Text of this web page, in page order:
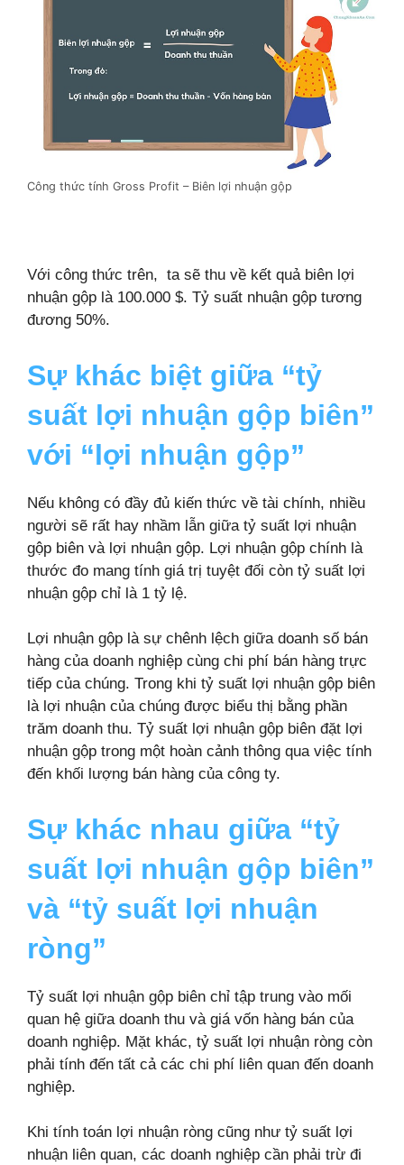
Công thức tính Gross Profit – Biên lợi nhuận gộp
Với công thức trên, ta sẽ thu về kết quả biên lợi
nhuận gộp là 100.000 $. Tỷ suất nhuận gộp tương
đương 50%.
Sự khác biệt giữa “tỷ
suất lợi nhuận gộp biên”
với “lợi nhuận gộp”
Nếu không có đầy đủ kiến thức về tài chính, nhiều
người sẽ rất hay nhầm lẫn giữa tỷ suất lợi nhuận
gộp biên và lợi nhuận gộp. Lợi nhuận gộp chính là
thước đo mang tính giá trị tuyệt đối còn tỷ suất lợi
nhuận gộp chỉ là 1 tỷ lệ.
Lợi nhuận gộp là sự chênh lệch giữa doanh số bán
hàng của doanh nghiệp cùng chi phí bán hàng trực
tiếp của chúng. Trong khi tỷ suất lợi nhuận gộp biên
là lợi nhuận của chúng được biểu thị bằng phần
trăm doanh thu. Tỷ suất lợi nhuận gộp biên đặt lợi
nhuận gộp trong một hoàn cảnh thông qua việc tính
đến khối lượng bán hàng của công ty.
Sự khác nhau giữa “tỷ
suất lợi nhuận gộp biên”
và “tỷ suất lợi nhuận
ròng”
Tỷ suất lợi nhuận gộp biên chỉ tập trung vào mối
quan hệ giữa doanh thu và giá vốn hàng bán của
doanh nghiệp. Mặt khác, tỷ suất lợi nhuận ròng còn
phải tính đến tất cả các chi phí liên quan đến doanh
nghiệp.
Khi tính toán lợi nhuận ròng cũng như tỷ suất lợi
nhuận liên quan, các doanh nghiệp cần phải trừ đi